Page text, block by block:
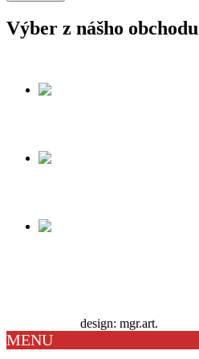
Výber z nášho obchodu
design: mgr.art.
MENU